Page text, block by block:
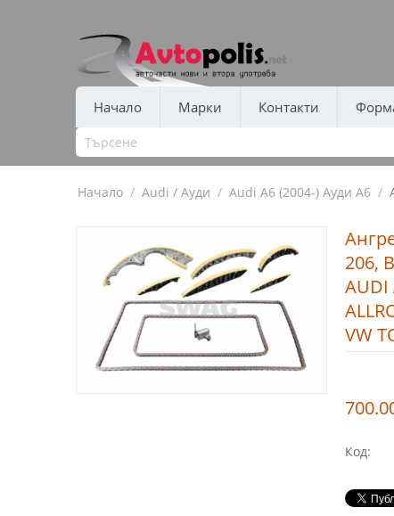
Начало Марки Контакти
Начало / Audi / Ауди / Audi A6 (2004-) Ауди А6 /
206,
AUDI
VW
Код: